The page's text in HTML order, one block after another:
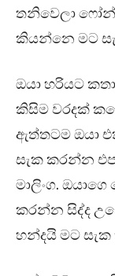
තනිවෙලා ෆෝන්
කියන්නෙ මට
ඔයා හරියට
කිසිම වරදක්
ඇත්තටම ඔයා
සැක කරන්න
මාලිංග.
කරන්න සිද්ද
හන්දයි මට